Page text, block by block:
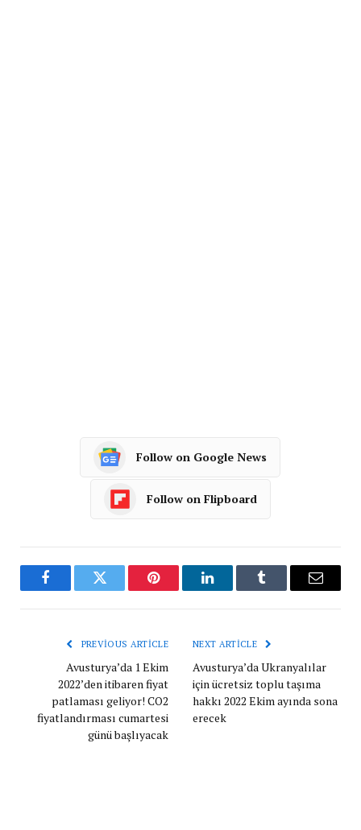
Follow on Google News
Follow on Flipboard
FacebookTwitter Pinterest LinkedInTumblr Email
PREVIOUS ARTICLE
Avusturya’da 1 Ekim
2022’den itibaren fiyat
patlaması geliyor! CO2
fiyatlandırması cumartesi
günü başlıyacak
NEXT ARTICLE
Avusturya’da Ukranyalılar
için ücretsiz toplu taşıma
hakkı 2022 Ekim ayında sona
erecek